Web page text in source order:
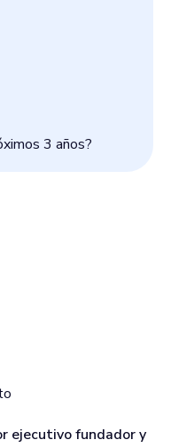
3 años?
ejecutivo fundador y